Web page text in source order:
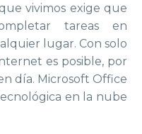
vivimos exige que
tareas en
lugar. Con solo
es posible, por
día. Microsoft Office
en la nube